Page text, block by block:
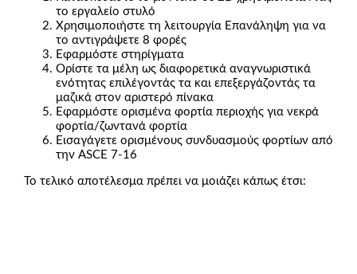
το εργαλείο στυλό
Χρησιμοποιήστε τη λειτουργία Επανάληψη για να
το αντιγράψετε 8 φορές
Εφαρμόστε στηρίγματα
Ορίστε τα μέλη ως διαφορετικά αναγνωριστικά
ενότητας επιλέγοντάς τα και επεξεργάζοντάς τα
μαζικά στον αριστερό πίνακα
Εφαρμόστε ορισμένα φορτία περιοχής για νεκρά
φορτία/ζωντανά φορτία
Εισαγάγετε ορισμένους συνδυασμούς φορτίων από
την ASCE 7-16
Το τελικό αποτέλεσμα πρέπει να μοιάζει κάπως έτσι: